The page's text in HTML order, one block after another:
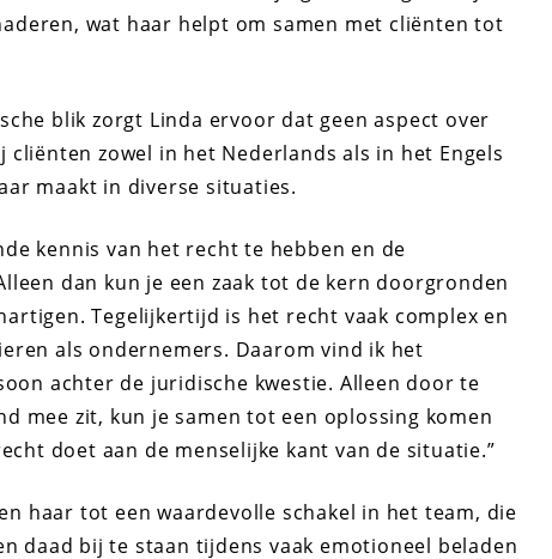
wat haar helpt om samen met cliënten tot
blik zorgt Linda ervoor dat geen aspect over
zowel in het Nederlands als in het Engels
maakt in diverse situaties.
kennis van het recht te hebben en de
dan kun je een zaak tot de kern doorgronden
Tegelijkertijd is het recht vaak complex en
als ondernemers. Daarom vind ik het
achter de juridische kwestie. Alleen door te
mee zit, kun je samen tot een oplossing komen
doet aan de menselijke kant van de situatie.”
haar tot een waardevolle schakel in het team, die
daad bij te staan tijdens vaak emotioneel beladen